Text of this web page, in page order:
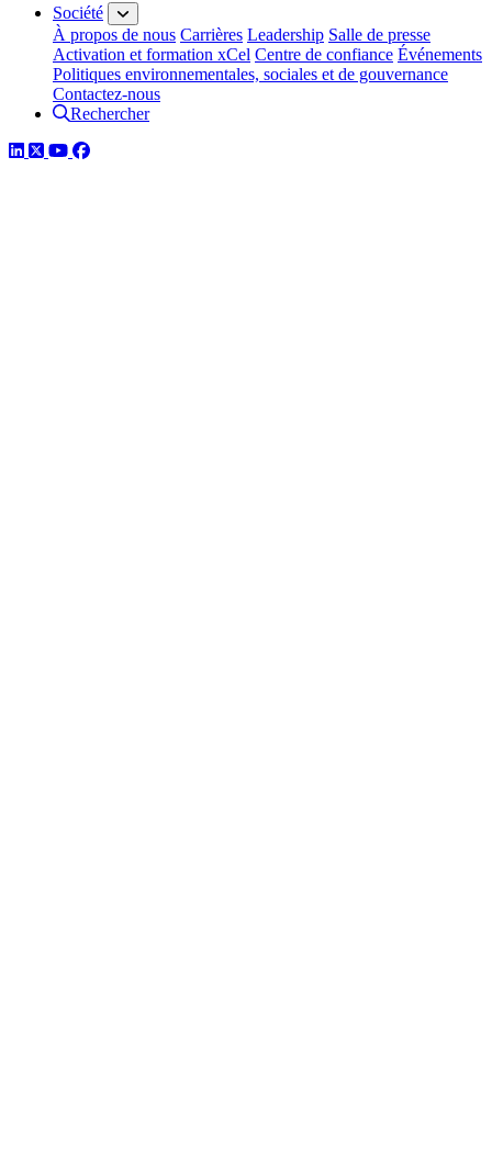
Société
À propos de nous Carrières Leadership Salle de presse
Activation et formation xCel Centre de confiance Événements
Politiques environnementales, sociales et de gouvernance
Contactez-nous
Rechercher
LinkedIn
TwitterYouTube
Facebook